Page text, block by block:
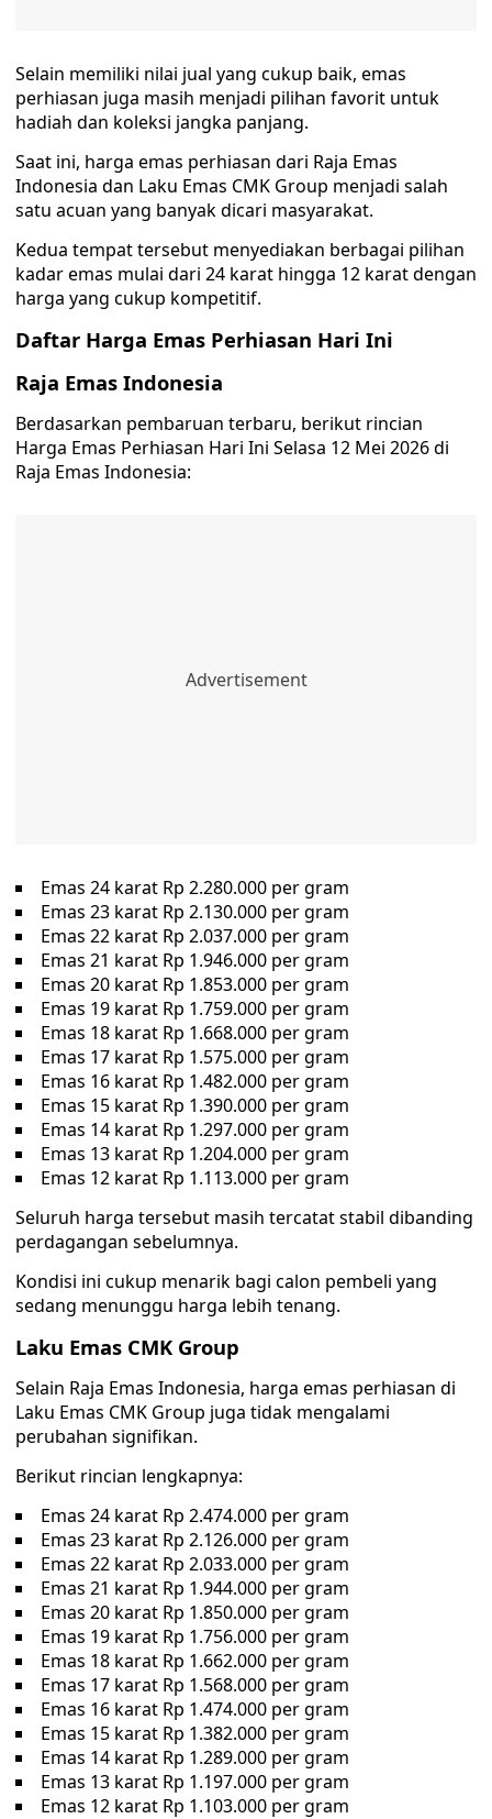
Selain memiliki nilai jual yang cukup baik, emas
perhiasan juga masih menjadi pilihan favorit untuk
hadiah dan koleksi jangka panjang.
Saat ini, harga emas perhiasan dari Raja Emas
Indonesia dan Laku Emas CMK Group menjadi salah
satu acuan yang banyak dicari masyarakat.
Kedua tempat tersebut menyediakan berbagai pilihan
kadar emas mulai dari 24 karat hingga 12 karat dengan
harga yang cukup kompetitif.
Daftar Harga Emas Perhiasan Hari Ini
Raja Emas Indonesia
Berdasarkan pembaruan terbaru, berikut rincian
Harga Emas Perhiasan Hari Ini Selasa 12 Mei 2026 di
Raja Emas Indonesia:
Emas 24 karat Rp 2.280.000 per gram
Emas 23 karat Rp 2.130.000 per gram
Emas 22 karat Rp 2.037.000 per gram
Emas 21 karat Rp 1.946.000 per gram
Emas 20 karat Rp 1.853.000 per gram
Emas 19 karat Rp 1.759.000 per gram
Emas 18 karat Rp 1.668.000 per gram
Emas 17 karat Rp 1.575.000 per gram
Emas 16 karat Rp 1.482.000 per gram
Emas 15 karat Rp 1.390.000 per gram
Emas 14 karat Rp 1.297.000 per gram
Emas 13 karat Rp 1.204.000 per gram
Emas 12 karat Rp 1.113.000 per gram
Seluruh harga tersebut masih tercatat stabil dibanding
perdagangan sebelumnya.
Kondisi ini cukup menarik bagi calon pembeli yang
sedang menunggu harga lebih tenang.
Laku Emas CMK Group
Selain Raja Emas Indonesia, harga emas perhiasan di
Laku Emas CMK Group juga tidak mengalami
perubahan signifikan.
Berikut rincian lengkapnya:
Emas 24 karat Rp 2.474.000 per gram
Emas 23 karat Rp 2.126.000 per gram
Emas 22 karat Rp 2.033.000 per gram
Emas 21 karat Rp 1.944.000 per gram
Emas 20 karat Rp 1.850.000 per gram
Emas 19 karat Rp 1.756.000 per gram
Emas 18 karat Rp 1.662.000 per gram
Emas 17 karat Rp 1.568.000 per gram
Emas 16 karat Rp 1.474.000 per gram
Emas 15 karat Rp 1.382.000 per gram
Emas 14 karat Rp 1.289.000 per gram
Emas 13 karat Rp 1.197.000 per gram
Emas 12 karat Rp 1.103.000 per gram